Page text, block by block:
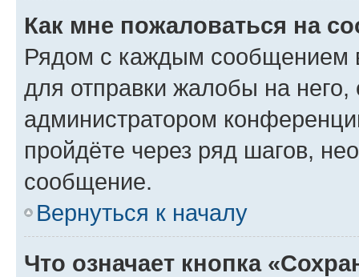
Как мне пожаловаться на
Рядом с каждым сообщением
для отправки жалобы на
администратором
пройдёте через ряд шагов,
сообщение.
Вернуться к началу
Что означает кнопка